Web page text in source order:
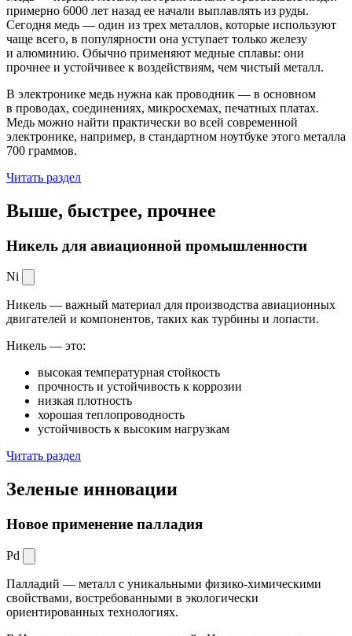
примерно 6000 лет назад ее начали выплавлять из руды.
Сегодня медь — один из трех металлов, которые используют
чаще всего, в популярности она уступает только железу
и алюминию. Обычно применяют медные сплавы: они
прочнее и устойчивее к воздействиям, чем чистый металл.
В электронике медь нужна как проводник — в основном
в проводах, соединениях, микросхемах, печатных платах.
Медь можно найти практически во всей современной
электронике, например, в стандартном ноутбуке этого металла
700 граммов.
Читать раздел
Выше, быстрее, прочнее
Никель для авиационной промышленности
Ni
Никель — важный материал для производства авиационных
двигателей и компонентов, таких как турбины и лопасти.
Никель — это:
высокая температурная стойкость
прочность и устойчивость к коррозии
низкая плотность
хорошая теплопроводность
устойчивость к высоким нагрузкам
Читать раздел
Зеленые инновации
Новое применение палладия
Pd
Палладий — металл с уникальными физико-химическими
свойствами, востребованными в экологически
ориентированных технологиях.